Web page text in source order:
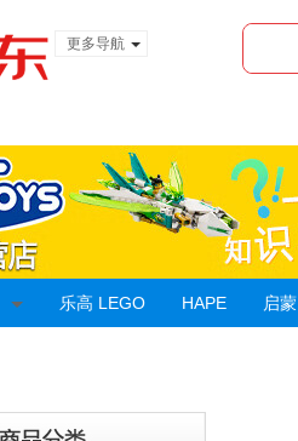
更多导航
乐高 LEGO HAPE 启蒙